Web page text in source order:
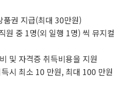
품권 지급(최대 30만원)
원 중 1명(외 일행 1명) 씩 뮤지컬
및 자격증 취득비용을 지원
시 최소 10 만원, 최대 100 만원